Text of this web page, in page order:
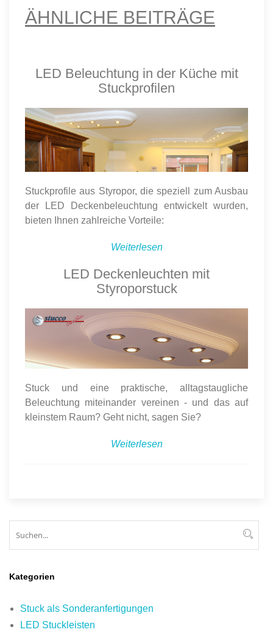
ÄHNLICHE BEITRÄGE
LED Beleuchtung in der Küche mit
Stuckprofilen
Stuckprofile aus Styropor, die speziell zum Ausbau
der LED Deckenbeleuchtung entwickelt wurden,
bieten Ihnen zahlreiche Vorteile:
Weiterlesen
LED Deckenleuchten mit
Styroporstuck
Stuck und eine praktische, alltagstaugliche
Beleuchtung miteinander vereinen - und das auf
kleinstem Raum? Geht nicht, sagen Sie?
Weiterlesen
Kategorien
Stuck als Sonderanfertigungen
LED Stuckleisten